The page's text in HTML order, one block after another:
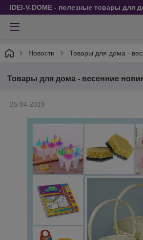
IDEI-V-DOME - полезные товары для
Новости Товары для дома -
Товары для дома - весенние
25.04.2019